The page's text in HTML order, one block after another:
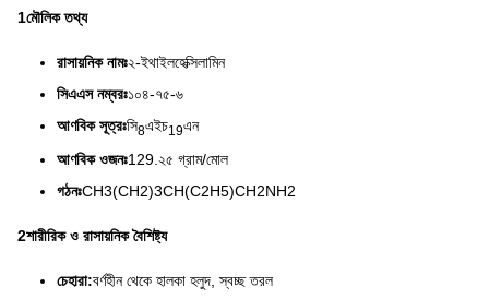
1মৌলিক তথ্য
রাসায়নিক নামঃ২-ইথাইলহেক্সিলামিন
সিএএস নম্বরঃ১০৪-৭৫-৬
আণবিক সূত্রঃসি8এইচ19এন
আণবিক ওজনঃ129.২৫ গ্রাম/মোল
গঠনঃCH3(CH2)3CH(C2H5)CH2NH2
2শারীরিক ও রাসায়নিক বৈশিষ্ট্য
চেহারা:বর্ণহীন থেকে হালকা হলুদ, স্বচ্ছ তরল